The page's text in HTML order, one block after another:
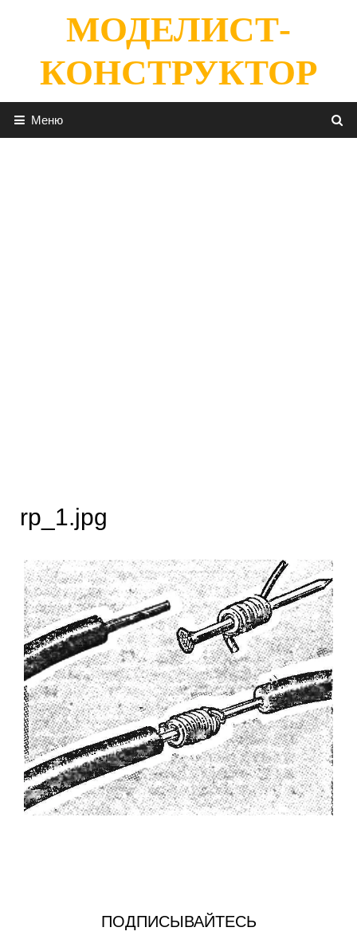
содержимомуМОДЕЛИСТ-
КОНСТРУКТОР
Меню
rp_1.jpg
ПОДПИСЫВАЙТЕСЬ